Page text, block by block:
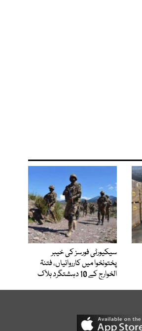
سیکیورٹی فورسز کی خیبر
پختونخوا میں کارروائیاں، فتنۃ
الخوارج کے 10 دہشتگرد ہلاک